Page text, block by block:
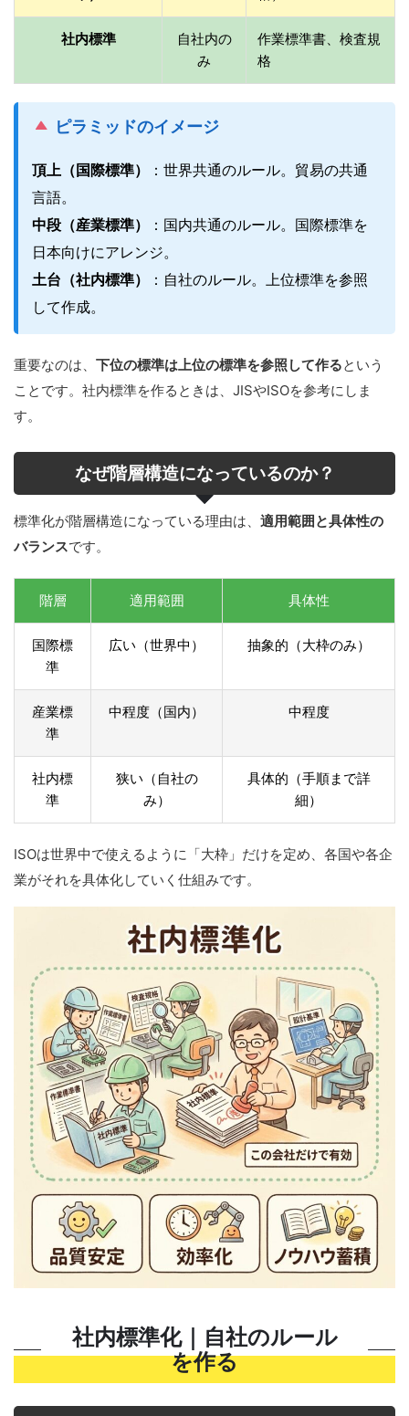
社内標準
自社内の
み
作業標準書、検査規
格
ピラミッドのイメージ
頂上（国際標準）
：世界共通のルール。貿易の共通
言語。
中段（産業標準）
：国内共通のルール。国際標準を
日本向けにアレンジ。
土台（社内標準）
：自社のルール。上位標準を参照
して作成。
重要なのは、 下位の標準は上位の標準を参照して作るという
ことです。社内標準を作るときは、JISやISOを参考にしま
す。
なぜ階層構造になっているのか？
標準化が階層構造になっている理由は、 適用範囲と具体性の
バランスです。
階層 適用範囲 具体性
国際標
準
広い（世界中） 抽象的（大枠のみ）
産業標
準
中程度（国内） 中程度
社内標
準
狭い（自社の
み）
具体的（手順まで詳
細）
ISOは世界中で使えるように「大枠」だけを定め、各国や各企
業がそれを具体化していく仕組みです。
社内標準化｜自社のルール
を作る